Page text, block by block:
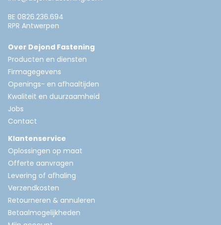
BE 0826.236.694
RPR Antwerpen
Over Dejond Fastening
Producten en diensten
Firmagegevens
Openings- en afhaaltijden
Kwaliteit en duurzaamheid
Jobs
Contact
Klantenservice
Oplossingen op maat
Offerte aanvragen
Levering of afhaling
Verzendkosten
Retourneren & annuleren
Betaalmogelijkheden